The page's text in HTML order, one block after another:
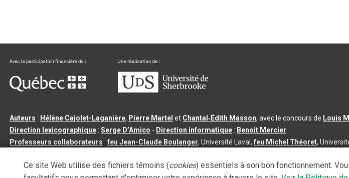
Auteurs : Hélène Cajolet-Laganière, Pierre Martel et Chantal‑Édith Masson, avec le concours de Louis
Direction lexicographique :Serge D’Amico - Direction informatique : Benoit Mercier
Professeurs collaborateurs :feu Jean-Claude Boulanger, Université Laval,feu Michel Théoret,
Tous droits réservés©Université de Sherbrooke |3.2.2- Dernière mise à jour du contenu :2026-08-03
Ce site Web utilise des fichiers témoins (cookies) essentiels à son bon fonctionnement.